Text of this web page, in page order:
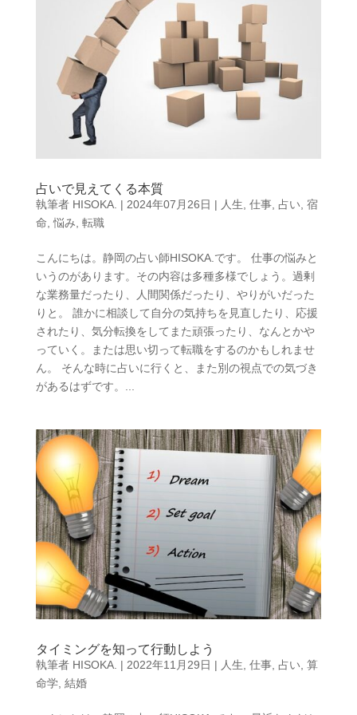
占いで見えてくる本質
執筆者 HISOKA. | 2024年07月26日 | 人生 仕事, 占い 宿
命 ,悩み 転職
こんにちは。静岡の占い師HISOKA.です。 仕事の悩みと
いうのがあります。その内容は多種多様でしょう。過剰
な業務量だったり、人間関係だったり、やりがいだった
りと。 誰かに相談して自分の気持ちを見直したり、応援
されたり、気分転換をしてまた頑張ったり、なんとかや
っていく。または思い切って転職をするのかもしれませ
ん。 そんな時に占いに行くと、また別の視点での気づき
があるはずです。...
タイミングを知って行動しよう
執筆者 HISOKA. | 2022年11月29日 | 人生 仕事, 占い 算
命学, 結婚